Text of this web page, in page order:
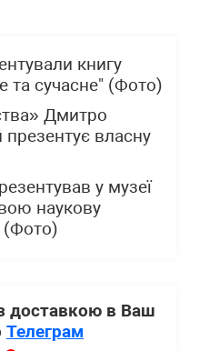
книгу
та сучасне" (Фото)
Дмитро
власну
у музеї
наукову
(Фото)
доставкою в Ваш
Телеграм